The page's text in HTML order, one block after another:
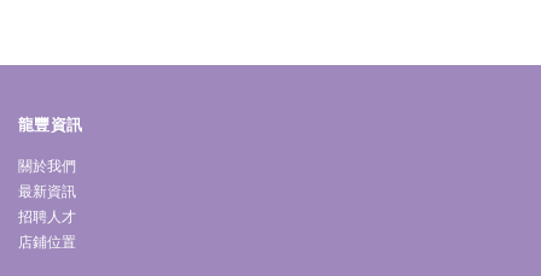
龍豐資訊
關於我們
最新資訊
招聘人才
店鋪位置